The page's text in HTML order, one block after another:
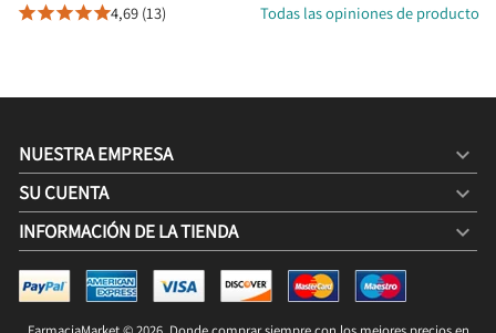
SOLGAR ZINC QUELADO 100 COMPRIMIDOS
4,69 (13) Todas las opiniones de producto
NUESTRA EMPRESA 
SU CUENTA 
INFORMACIÓN DE LA TIENDA keyboard_arrow_down